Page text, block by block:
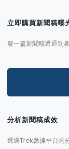
立即購買新聞稿曝
發一篇新聞稿透通到
分析新聞稿成效
透過Trek數據平台的